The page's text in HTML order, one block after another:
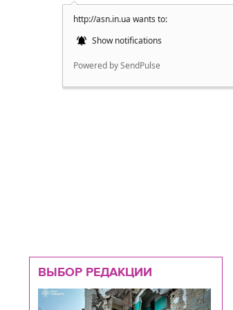
http://asn.in.ua wants to:
Show notifications
Powered by SendPulse
ВЫБОР РЕДАКЦИИ